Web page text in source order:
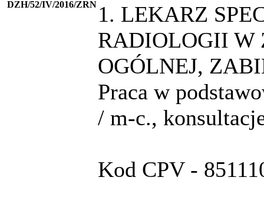
DZH/52/IV/2016/ZRN 1. LEKARZ
RADIOLOGII
OGÓLNEJ,
Praca w
/ m-c.,
Kod CPV -